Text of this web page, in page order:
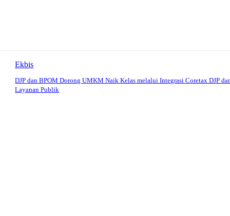
Ekbis
DJP dan BPOM Dorong UMKM Naik Kelas melalui Integrasi Coretax DJP
Layanan Publik